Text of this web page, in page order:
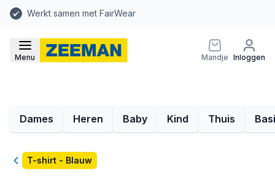
Werkt samen met FairWear
Menu Mandje Inloggen
Dames Heren Baby Kind Thuis
TerugT-shirt - Blauw